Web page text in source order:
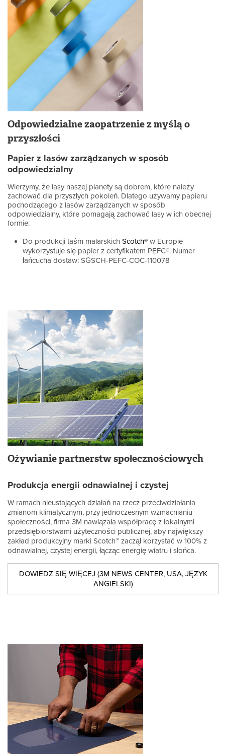
Odpowiedzialne zaopatrzenie z myślą o
przyszłości
Papier z lasów zarządzanych w sposób
odpowiedzialny
Wierzymy, że lasy naszej planety są dobrem, które należy
zachować dla przyszłych pokoleń. Dlatego używamy papieru
pochodzącego z lasów zarządzanych w sposób
odpowiedzialny, które pomagają zachować lasy w ich obecnej
formie:
Do produkcji taśm malarskich Scotch® w Europie
wykorzystuje się papier z certyfikatem PEFC®. Numer
łańcucha dostaw: SGSCH-PEFC-COC-110078
Ożywianie partnerstw społecznościowych
Produkcja energii odnawialnej i czystej
W ramach nieustających działań na rzecz przeciwdziałania
zmianom klimatycznym, przy jednoczesnym wzmacnianiu
społeczności, firma 3M nawiązała współpracę z lokalnymi
przedsiębiorstwami użyteczności publicznej, aby największy
zakład produkcyjny marki Scotch™ zaczął korzystać w 100% z
odnawialnej, czystej energii, łącząc energię wiatru i słońca.
DOWIEDZ SIĘ WIĘCEJ (3M NEWS CENTER, USA, JĘZYK
ANGIELSKI)